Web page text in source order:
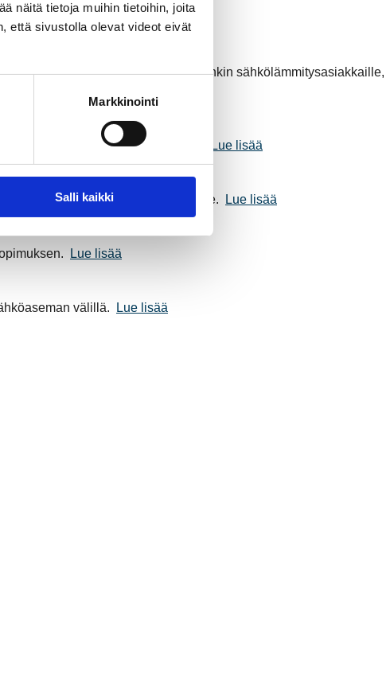
näitä tietoja muihin tietoihin, joita
että sivustolla olevat videot eivät
Markkinointi
Salli kaikki
josta on hyötyä etenkin sähkölämmitysasiakkaille,
Kairakadun sähköaseman välillä.
Lue lisää
Energia Sähköverkko Oy:n tilille.
Lue lisää
Lue lisää
välillä.
Lue lisää